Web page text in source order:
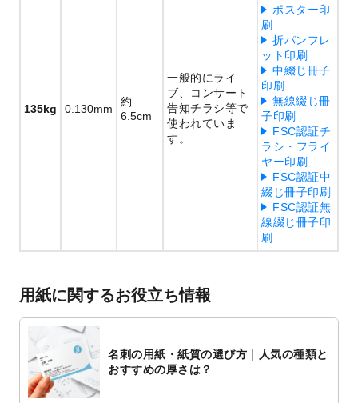
135kg 0.130mm
約
6.5cm
一般的にライ
ブ、コンサート
告知チラシ等で
使われていま
す。
ポスター印
刷
折パンフレ
ット印刷
中綴じ冊子
印刷
無線綴じ冊
子印刷
FSC認証チ
ラシ・フライ
ヤー印刷
FSC認証中
綴じ冊子印刷
FSC認証無
線綴じ冊子印
刷
用紙に関するお役立ち情報
名刺の用紙・紙質の選び方｜人気の種類と
おすすめの厚さは？